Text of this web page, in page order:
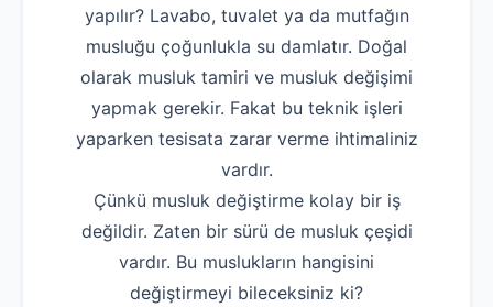
yapılır? Lavabo, tuvalet ya da mutfağın
musluğu çoğunlukla su damlatır. Doğal
olarak musluk tamiri ve musluk değişimi
yapmak gerekir. Fakat bu teknik işleri
yaparken tesisata zarar verme ihtimaliniz
vardır.
Çünkü musluk değiştirme kolay bir iş
değildir. Zaten bir sürü de musluk çeşidi
vardır. Bu muslukların hangisini
değiştirmeyi bileceksiniz ki?